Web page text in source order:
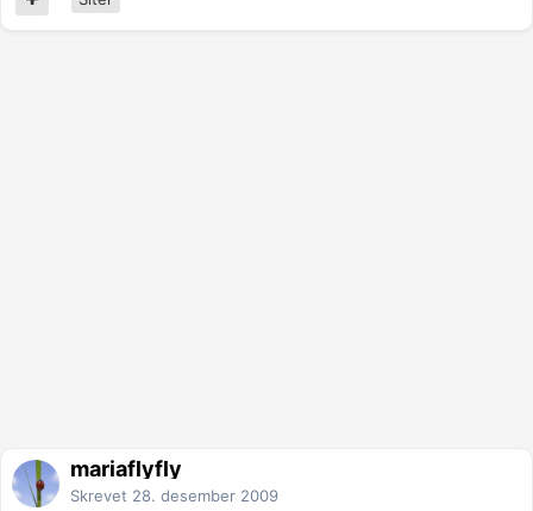
mariaflyfly
Skrevet 28. desember 2009